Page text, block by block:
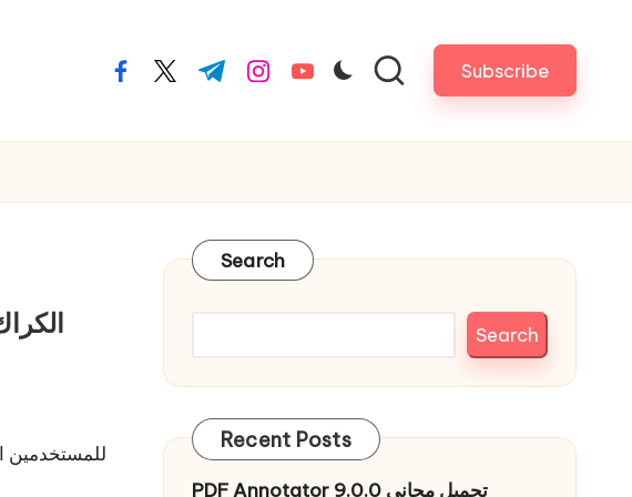
facebook.com
twitter.com
t.me instagram.com
youtube.com Subscribe
Search
Search
Recent Posts
PDF Annotator 9.0.0 تحميل مجاني